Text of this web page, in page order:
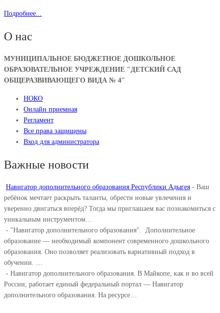
Подробнее...
О нас
МУНИЦИПАЛЬНОЕ БЮДЖЕТНОЕ ДОШКОЛЬНОЕ
ОБРАЗОВАТЕЛЬНОЕ УЧРЕЖДЕНИЕ "ДЕТСКИЙ САД
ОБЩЕРАЗВИВАЮЩЕГО ВИДА № 4"
НОКО
Онлайн приемная
Регламент
Все права защищены
Вход для администратора
Важные новости
Навигатор дополнительного образования Республики Адыгея - Ваш
ребёнок мечтает раскрыть таланты, обрести новые увлечения и
уверенно двигаться вперёд? Тогда мы приглашаем вас познакомиться с
уникальным инструментом…
- "Навигатор дополнительного образования". ⁣ Дополнительное
образование — необходимый компонент современного дошкольного
образования. Оно позволяет реализовать вариативный подход в
обучении. ⁣…
- Навигатор дополнительного образования. В Майкопе, как и во всей
России, работает единый федеральный портал — Навигатор
дополнительного образования. На ресурсе…